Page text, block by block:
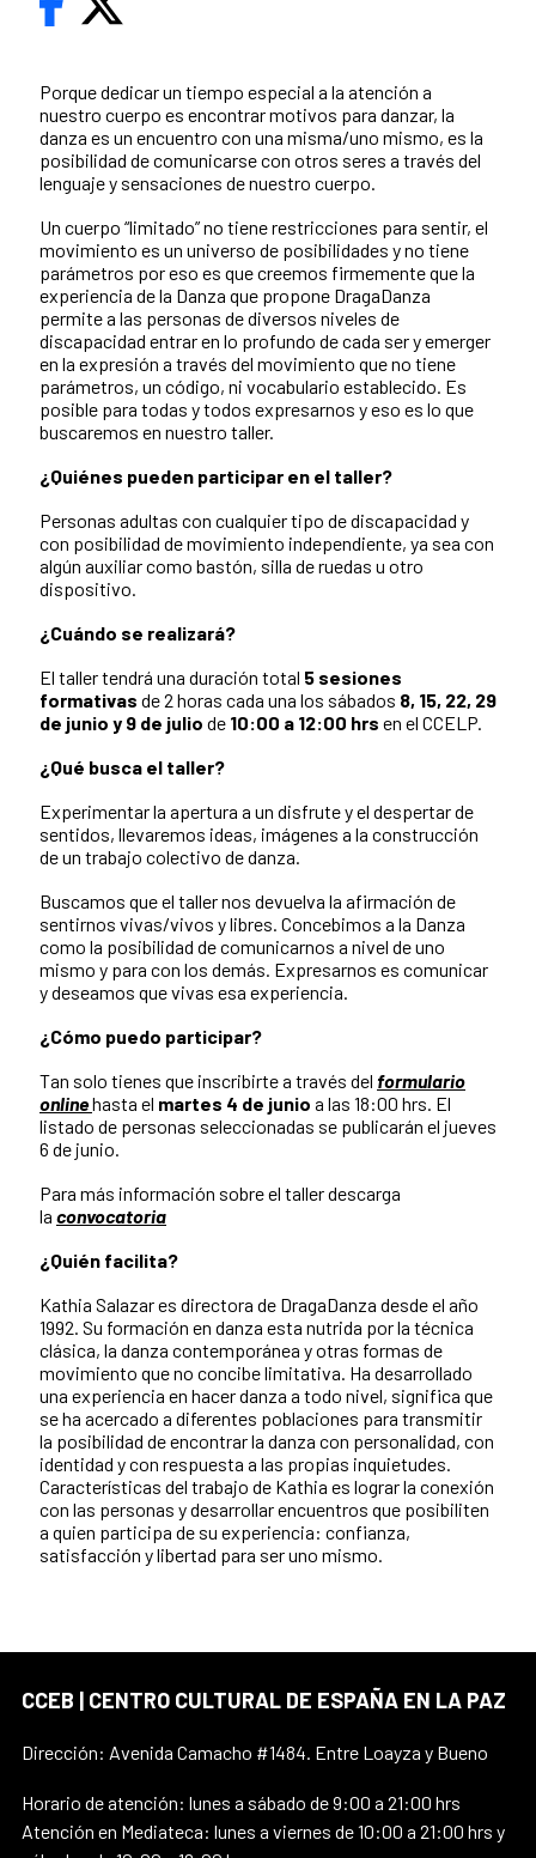
Porque dedicar un tiempo especial a la atención a
nuestro cuerpo es encontrar motivos para danzar, la
danza es un encuentro con una misma/uno mismo, es la
posibilidad de comunicarse con otros seres a través del
lenguaje y sensaciones de nuestro cuerpo.
Un cuerpo “limitado” no tiene restricciones para sentir, el
movimiento es un universo de posibilidades y no tiene
parámetros por eso es que creemos firmemente que la
experiencia de la Danza que propone DragaDanza
permite a las personas de diversos niveles de
discapacidad entrar en lo profundo de cada ser y emerger
en la expresión a través del movimiento que no tiene
parámetros, un código, ni vocabulario establecido. Es
posible para todas y todos expresarnos y eso es lo que
buscaremos en nuestro taller.
¿Quiénes pueden participar en el taller?
Personas adultas con cualquier tipo de discapacidad y
con posibilidad de movimiento independiente, ya sea con
algún auxiliar como bastón, silla de ruedas u otro
dispositivo.
¿Cuándo se realizará?
El taller tendrá una duración total 5 sesiones
formativas de 2 horas cada una los sábados 8, 15, 22, 29
de junio y 9 de julio de 10:00 a 12:00 hrs en el CCELP.
¿Qué busca el taller?
Experimentar la apertura a un disfrute y el despertar de
sentidos, llevaremos ideas, imágenes a la construcción
de un trabajo colectivo de danza.
Buscamos que el taller nos devuelva la afirmación de
sentirnos vivas/vivos y libres. Concebimos a la Danza
como la posibilidad de comunicarnos a nivel de uno
mismo y para con los demás. Expresarnos es comunicar
y deseamos que vivas esa experiencia.
¿Cómo puedo participar?
Tan solo tienes que inscribirte a través del formulario
onlinehasta el martes 4 de junio a las 18:00 hrs. El
listado de personas seleccionadas se publicarán el jueves
6 de junio.
Para más información sobre el taller descarga
la convocatoria
¿Quién facilita?
Kathia Salazar es directora de DragaDanza desde el año
1992. Su formación en danza esta nutrida por la técnica
clásica, la danza contemporánea y otras formas de
movimiento que no concibe limitativa. Ha desarrollado
una experiencia en hacer danza a todo nivel, significa que
se ha acercado a diferentes poblaciones para transmitir
la posibilidad de encontrar la danza con personalidad, con
identidad y con respuesta a las propias inquietudes.
Características del trabajo de Kathia es lograr la conexión
con las personas y desarrollar encuentros que posibiliten
a quien participa de su experiencia: confianza,
satisfacción y libertad para ser uno mismo.
CCEB | CENTRO CULTURAL DE ESPAÑA EN LA PAZ
Dirección: Avenida Camacho #1484. Entre Loayza y Bueno
Horario de atención: lunes a sábado de 9:00 a 21:00 hrs
Atención en Mediateca: lunes a viernes de 10:00 a 21:00 hrs y